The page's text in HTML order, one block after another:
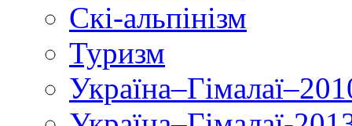
Скі-альпінізм
Туризм